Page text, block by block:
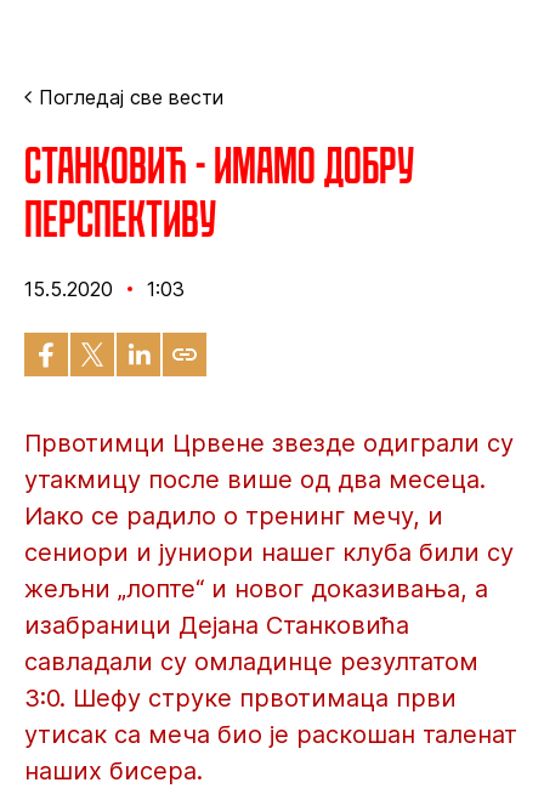
Погледај све вести
Станковић - Имамо добру
перспективу
15.5.2020 1:03
Првотимци Црвене звезде одиграли су
утакмицу после више од два месеца.
Иако се радило о тренинг мечу, и
сениори и јуниори нашег клуба били су
жељни „лопте“ и новог доказивања, а
изабраници Дејана Станковића
савладали су омладинце резултатом
3:0. Шефу струке првотимаца први
утисак са меча био је раскошан таленат
наших бисера.